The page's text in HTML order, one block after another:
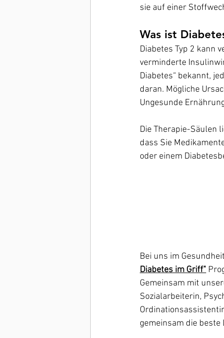
sie auf einer
Was ist
Diabetes Typ 2 kann
verminderte
Diabetes“ bekannt,
daran. Mögliche
Ungesunde
Die Therapie-Säulen
dass Sie
oder einem
Bei uns im
Diabetes im Griff"
Gemeinsam mit
Sozialarbeiterin,
gemeinsam die